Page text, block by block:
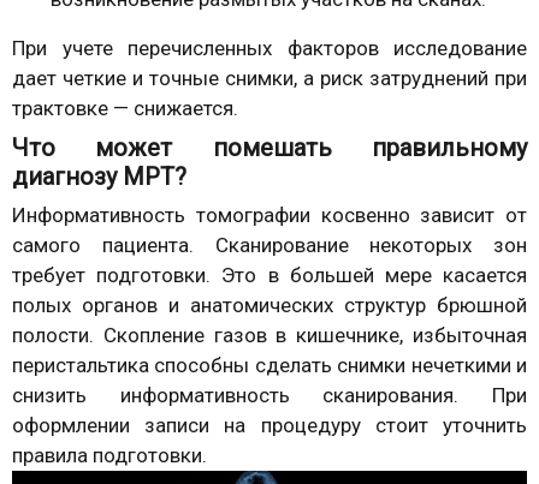
При учете перечисленных факторов исследование
дает четкие и точные снимки, а риск затруднений при
трактовке — снижается.
Что может помешать правильному
диагнозу МРТ?
Информативность томографии косвенно зависит от
самого пациента. Сканирование некоторых зон
требует подготовки. Это в большей мере касается
полых органов и анатомических структур брюшной
полости. Скопление газов в кишечнике, избыточная
перистальтика способны сделать снимки нечеткими и
снизить информативность сканирования. При
оформлении записи на процедуру стоит уточнить
правила подготовки.